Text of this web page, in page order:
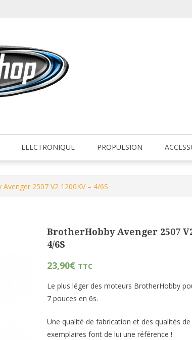
ELECTRONIQUE PROPULSION
2507 V2 1200KV – 4/6S
BrotherHobby Avenger 2507
4/6S
23,90€ TTC
Le plus léger des moteurs BrotherHobby
7 pouces en 6s.
Une qualité de fabrication et des qualités de
exemplaires font de lui une référence !